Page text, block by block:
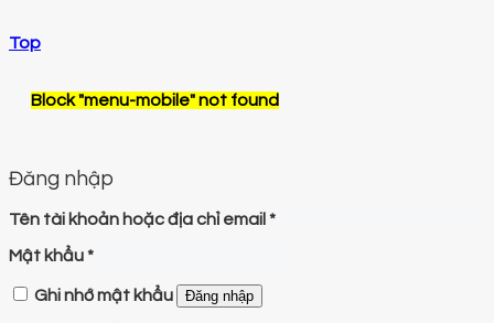
Top
Block"menu-mobile"not found
Đăng nhập
Tên tài khoản hoặc địa chỉ email *
Mật khẩu*
Ghi nhớ mật khẩu Đăng nhập